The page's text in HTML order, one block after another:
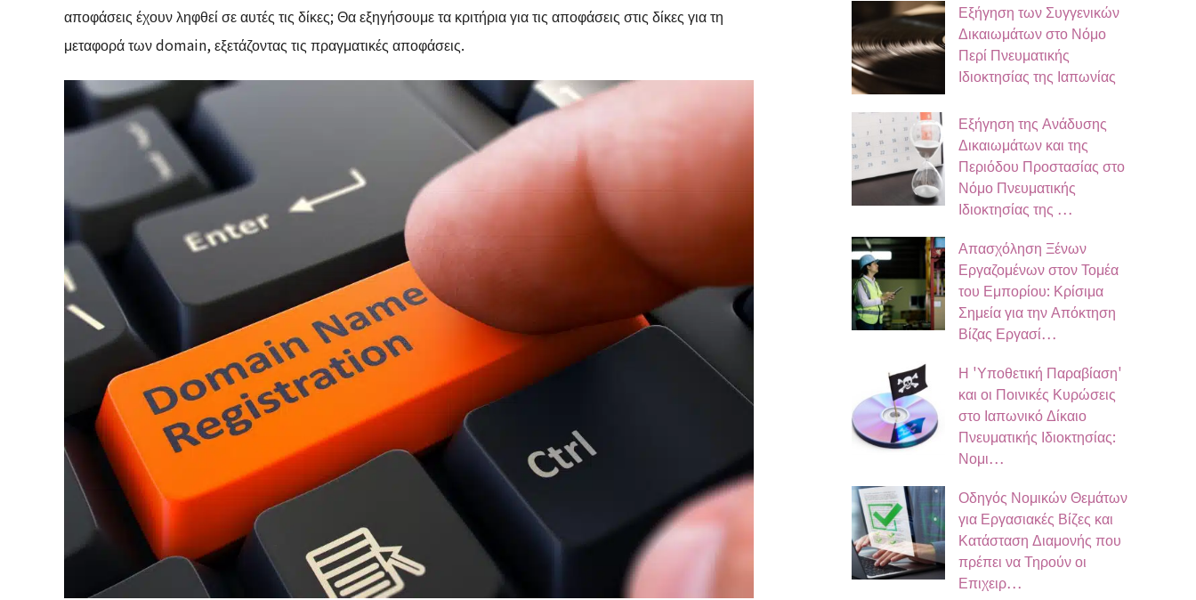
αποφάσεις έχουν ληφθεί σε αυτές τις δίκες; Θα εξηγήσουμε τα κριτήρια για τις αποφάσεις στις δίκες για τη
μεταφορά των domain, εξετάζοντας τις πραγματικές αποφάσεις.
Εξήγηση των Συγγενικών
Δικαιωμάτων στο Νόμο
Περί Πνευματικής
Ιδιοκτησίας της Ιαπωνίας
Εξήγηση της Ανάδυσης
Δικαιωμάτων και της
Περιόδου Προστασίας στο
Νόμο Πνευματικής
Ιδιοκτησίας της …
Απασχόληση Ξένων
Εργαζομένων στον Τομέα
του Εμπορίου: Κρίσιμα
Σημεία για την Απόκτηση
Βίζας Εργασί…
Η 'Υποθετική Παραβίαση'
και οι Ποινικές Κυρώσεις
στο Ιαπωνικό Δίκαιο
Πνευματικής Ιδιοκτησίας:
Νομι…
Οδηγός Νομικών Θεμάτων
για Εργασιακές Βίζες και
Κατάσταση Διαμονής που
πρέπει να Τηρούν οι
Επιχειρ…